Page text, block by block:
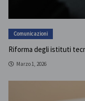
Comunicazioni
Riforma degli istituti
Marzo 1, 2026